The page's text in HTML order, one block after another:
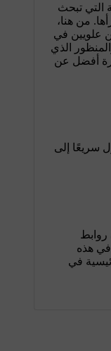
التي تبحث
من هنا،
علويين في
الذي
أفضل عن
سريعًا إلى
في هذه
في